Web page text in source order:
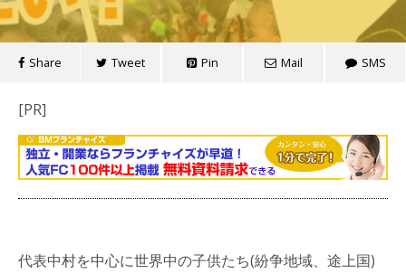
Share Tweet Pin Mail SMS
[PR]
代表中村を中心に世界中の子供たち(紛争地域、途上国)